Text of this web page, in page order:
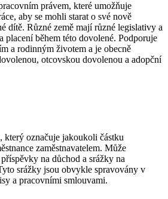
právem, které umožňuje
aby se mohli starat o své nově
dítě. Různé země mají různé legislativy a
během této dovolené. Podporuje
a rodinným životem a je obecně
otcovskou dovolenou a adopční
který označuje jakoukoli částku
zaměstnavatelem. Může
na důchod a srážky na
srážky jsou obvykle spravovány v
a pracovními smlouvami.